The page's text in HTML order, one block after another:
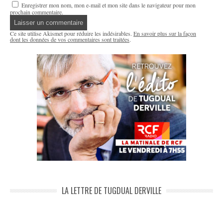
Enregistrer mon nom, mon e-mail et mon site dans le navigateur pour mon
prochain commentaire.
Ce site utilise Akismet pour réduire les indésirables. En savoir plus sur la façon
dont les données de vos commentaires sont traitées.
LA LETTRE DE TUGDUAL DERVILLE